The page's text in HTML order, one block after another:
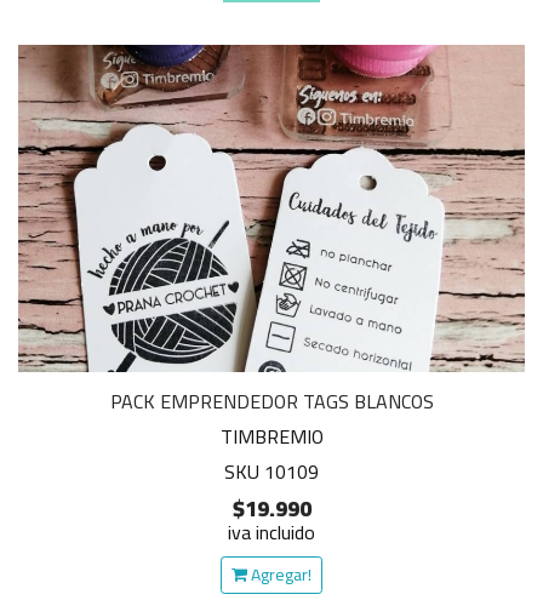
PACK EMPRENDEDOR TAGS BLANCOS
TIMBREMIO
SKU 10109
$19.990
iva incluido
Agregar!